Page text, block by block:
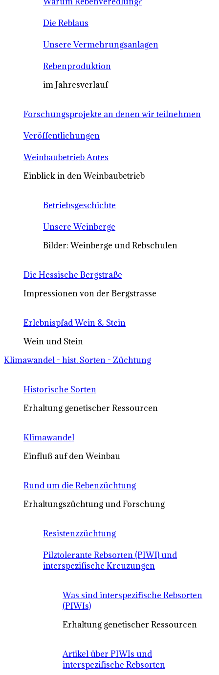
Die Reblaus
Unsere Vermehrungsanlagen
Rebenproduktion
im Jahresverlauf
Forschungsprojekte an denen wir teilnehmen
Veröffentlichungen
Weinbaubetrieb Antes
Einblick in den Weinbaubetrieb
Betriebsgeschichte
Unsere Weinberge
Bilder: Weinberge und Rebschulen
Die Hessische Bergstraße
Impressionen von der Bergstrasse
Erlebnispfad Wein & Stein
Wein und Stein
Klimawandel - hist. Sorten - Züchtung
Historische Sorten
Erhaltung genetischer Ressourcen
Klimawandel
Einfluß auf den Weinbau
Rund um die Rebenzüchtung
Erhaltungszüchtung und Forschung
Resistenzzüchtung
Pilztolerante Rebsorten (PIWI) und
interspezifische Kreuzungen
Was sind interspezifische Rebsorten
(PIWIs)
Erhaltung genetischer Ressourcen
Artikel über PIWIs und
interspezifische Rebsorten